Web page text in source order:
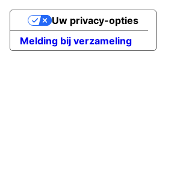
Melding bij verzameling
Uw privacy-opties